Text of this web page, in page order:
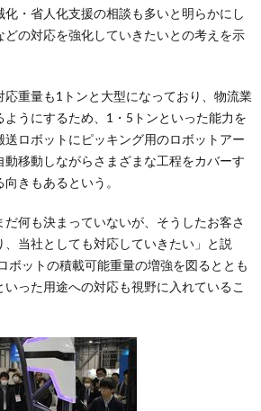
・省人化支援の相談も多いと明らかにし
どの対応を強化していきたいとの考えを示
重量も1トンと大型になっており、物流業
うにするため、1・5トンといった能力を
ロボットにピッキング用のロボットアー
動移動しながらさまざまな工程をカバーす
きもあるという。
何も決まっていないが、そうしたお客さ
、当社としても対応していきたい」と説
ボットの積載可能重量の増強を図るととも
った用途への対応も視野に入れているこ